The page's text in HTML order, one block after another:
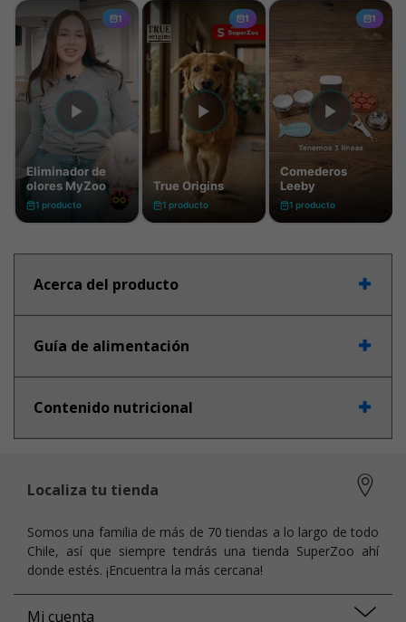
Acerca del producto
Guía de alimentación
Contenido nutricional
Localiza tu tienda
Somos una familia de más de 70 tiendas a lo largo de todo
Chile, así que siempre tendrás una tienda SuperZoo ahí
donde estés. ¡Encuentra la más cercana!
Mi cuenta